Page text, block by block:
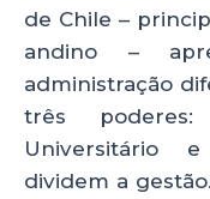
de Chile –
andino –
administração
três
Universitário
dividem a